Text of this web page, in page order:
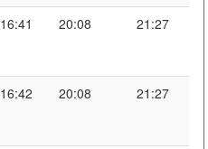
16:41 20:08 21:27
16:42 20:08 21:27